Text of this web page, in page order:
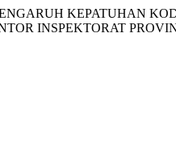
KEPATUHAN
INSPEKTORAT